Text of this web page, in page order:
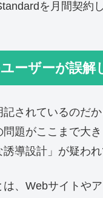
を月間契約
ーザーが誤
記されているのだ
題がここまで大
導設計」が疑われ
は、Webサイトや